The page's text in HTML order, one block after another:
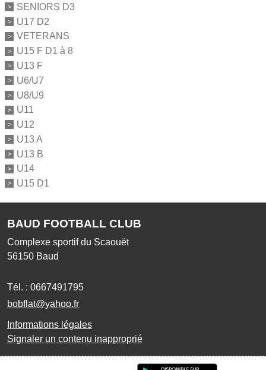
SENIORS D3
U17 D2
VETERANS
U15 F D1 à 8
U13 F
U6/U7
U8/U9
U11
U12
U13 A
U13 B
U14
U15 D1
BAUD FOOTBALL CLUB
Complexe sportif du Scaouët
56150 Baud
Tél. : 0667491795
bobflat@yahoo.fr
Informations légales
Signaler un contenu inapproprié